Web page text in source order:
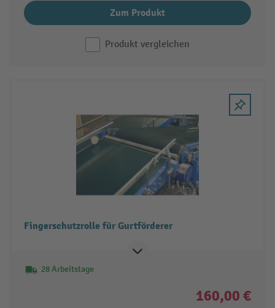
Zum Produkt
Produkt vergleichen
Fingerschutzrolle für Gurtförderer
28 Arbeitstage
160,00 €